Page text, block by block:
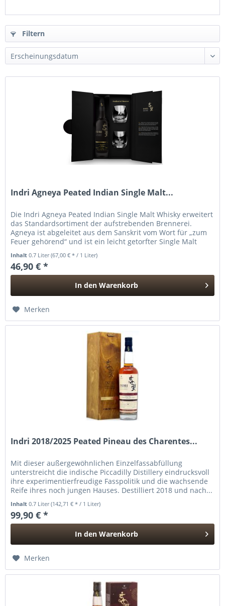
Filtern
Indri Agneya Peated Indian Single Malt...
Die Indri Agneya Peated Indian Single Malt Whisky erweitert
das Standardsortiment der aufstrebenden Brennerei.
Agneya ist abgeleitet aus dem Sanskrit vom Wort für „zum
Feuer gehörend“ und ist ein leicht getorfter Single Malt
Inhalt0.7 Liter(67,00 € * / 1 Liter)
46,90 € *
In den Warenkorb
Merken
Indri 2018/2025 Peated Pineau des Charentes...
Mit dieser außergewöhnlichen Einzelfassabfüllung
unterstreicht die indische Piccadilly Distillery eindrucksvoll
ihre experimentierfreudige Fasspolitik und die wachsende
Reife ihres noch jungen Hauses. Destilliert 2018 und nach...
Inhalt0.7 Liter(142,71 € * / 1 Liter)
99,90 € *
In den Warenkorb
Merken